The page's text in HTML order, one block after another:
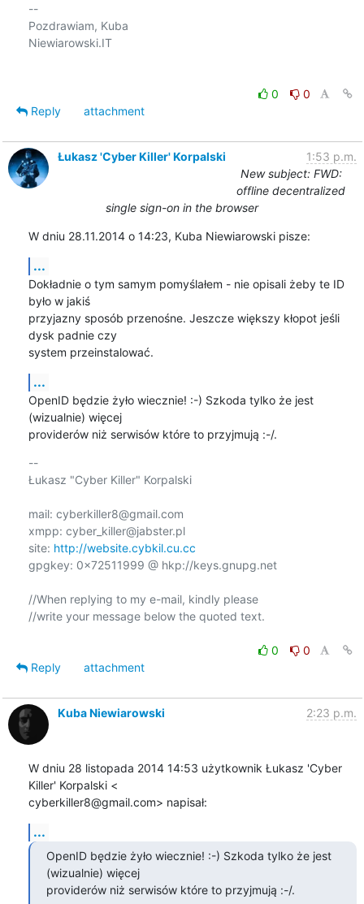
--
Pozdrawiam, Kuba
Niewiarowski.IT
0
0
Reply
attachment
Łukasz 'Cyber Killer' Korpalski
1:53 p.m.
New subject: FWD:
offline decentralized
single sign-on in the browser
W dniu 28.11.2014 o 14:23, Kuba Niewiarowski pisze:
...
Dokładnie o tym samym pomyślałem - nie opisali żeby te ID
było w jakiś
przyjazny sposób przenośne. Jeszcze większy kłopot jeśli
dysk padnie czy
system przeinstalować.
...
OpenID będzie żyło wiecznie! :-) Szkoda tylko że jest
(wizualnie) więcej
providerów niż serwisów które to przyjmują :-/.
--
Łukasz "Cyber Killer" Korpalski
mail: cyberkiller8@gmail.com
xmpp: cyber_killer@jabster.pl
site: http://website.cybkil.cu.cc
gpgkey: 0x72511999 @ hkp://keys.gnupg.net
//When replying to my e-mail, kindly please
//write your message below the quoted text.
0
0
Reply
attachment
Kuba Niewiarowski 2:23 p.m.
W dniu 28 listopada 2014 14:53 użytkownik Łukasz 'Cyber
Killer' Korpalski <
cyberkiller8@gmail.com> napisał:
...
OpenID będzie żyło wiecznie! :-) Szkoda tylko że jest
(wizualnie) więcej
providerów niż serwisów które to przyjmują :-/.